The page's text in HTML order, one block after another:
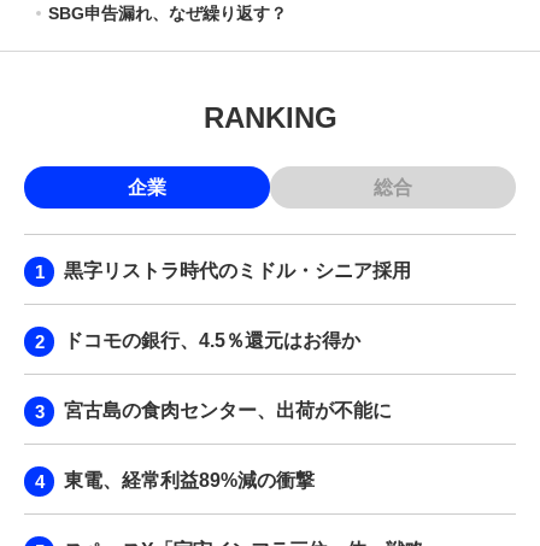
SBG申告漏れ、なぜ繰り返す？
RANKING
企業 総合
黒字リストラ時代のミドル・シニア採用
ドコモの銀行、4.5％還元はお得か
宮古島の食肉センター、出荷が不能に
東電、経常利益89%減の衝撃